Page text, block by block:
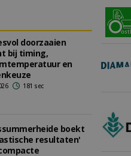
doorzaaien
bij timing,
en
181 sec
boekt
resultaten'